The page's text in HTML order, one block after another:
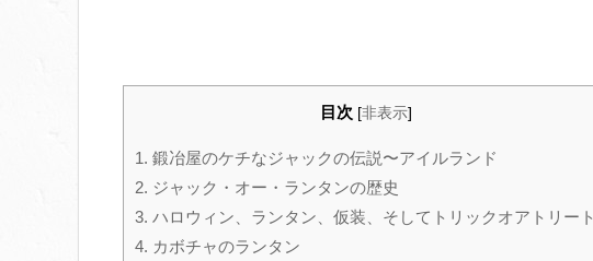
目次 [非表示]
1. 鍛冶屋のケチなジャックの伝説〜アイルランド
2. ジャック・オー・ランタンの歴史
3. ハロウィン、ランタン、仮装、そしてトリックオアトリート
4. カボチャのランタン